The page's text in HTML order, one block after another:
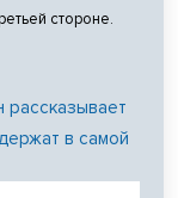
стороне.
рассказывает
в самой